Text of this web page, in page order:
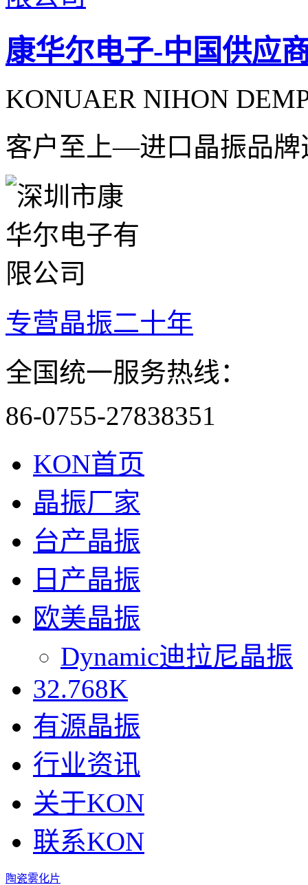
康华尔电子-中国供应
KONUAER NIHON
客户至上—进口晶振品牌
专营晶振二十年
全国统一服务热线：
86-0755-27838351
KON首页
晶振厂家
台产晶振
日产晶振
欧美晶振
Dynamic迪拉尼晶振
32.768K
有源晶振
行业资讯
关于KON
联系KON
陶瓷雾化片